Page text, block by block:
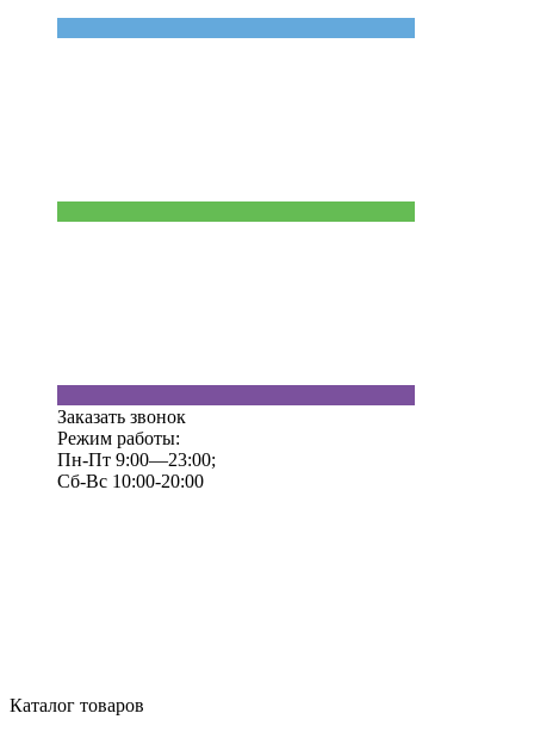
Заказать звонок
Режим работы:
Пн-Пт 9:00—23:00;
Сб-Вс 10:00-20:00
Каталог товаров